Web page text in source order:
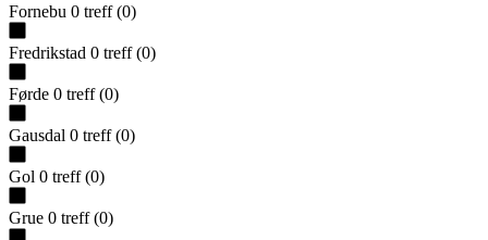
Fornebu 0 treff (0)
Fredrikstad 0 treff (0)
Førde 0 treff (0)
Gausdal 0 treff (0)
Gol 0 treff (0)
Grue 0 treff (0)